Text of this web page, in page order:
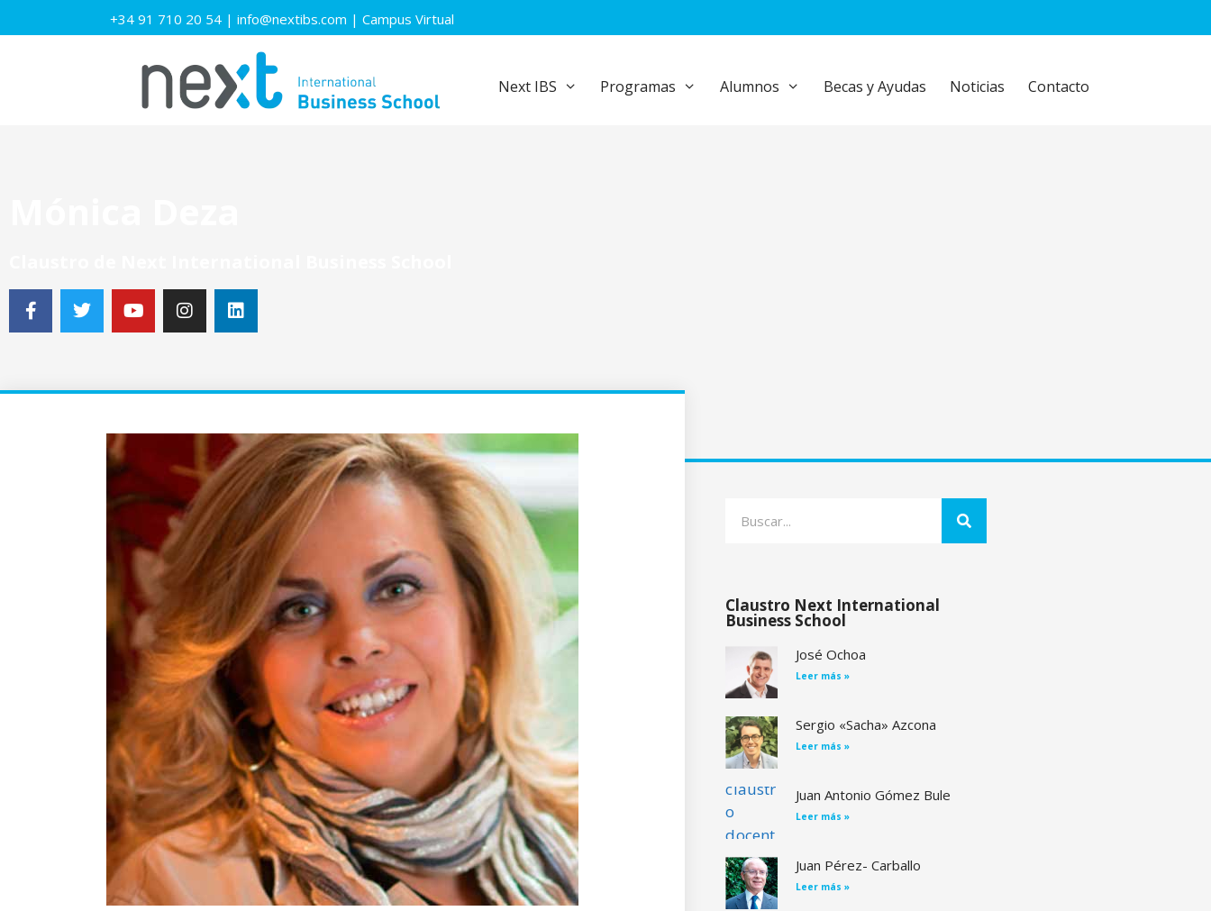
+34 91 710 20 54 | info@nextibs.com | Campus Virtual
Next IBS Programas Alumnos Becas y Ayudas Noticias Contacto
Claustro Next International
Business School
José Ochoa
Leer más »
Sergio «Sacha» Azcona
Leer más »
Juan Antonio Gómez Bule
Leer más »
Juan Pérez- Carballo
Leer más »